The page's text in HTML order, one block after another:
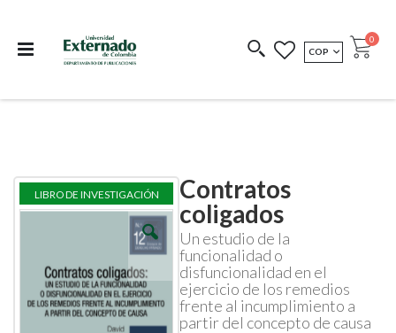
COEDICIONES REDIMIR CÓDIGO
MONEDA
COP Cart
0
Contratos
coligados
Un estudio de la
funcionalidad o
disfuncionalidad en el
ejercicio de los remedios
frente al incumplimiento a
partir del concepto de causa
Skip
the
images
gallery
Skip
the
images
gallery
LIBRO DE INVESTIGACIÓN